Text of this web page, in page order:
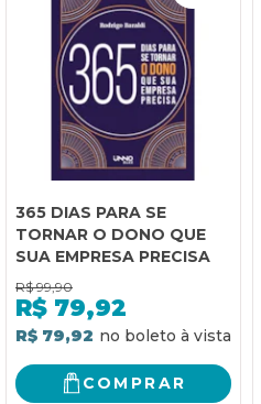
365 DIAS PARA SE
TORNAR O DONO QUE
SUA EMPRESA PRECISA
R$ 99,90
R$ 79,92
R$ 79,92
COMPRAR